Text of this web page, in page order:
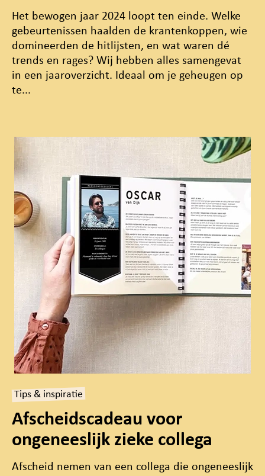
Het bewogen jaar 2024 loopt ten einde. Welke
gebeurtenissen haalden de krantenkoppen, wie
domineerden de hitlijsten, en wat waren dé
trends en rages? Wij hebben alles samengevat
in een jaaroverzicht. Ideaal om je geheugen op
te...
Tips & inspiratie
Afscheidscadeau voor
ongeneeslijk zieke collega
Afscheid nemen van een collega die ongeneeslijk